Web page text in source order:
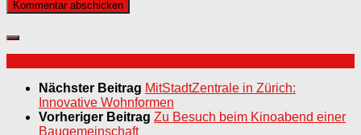
Nächster Beitrag MitStadtZentrale in Zürich:
Innovative Wohnformen
Vorheriger Beitrag Zu Besuch beim Kinoabend einer
Baugemeinschaft